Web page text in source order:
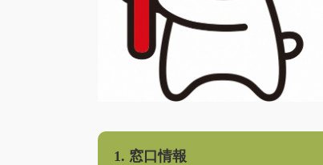
1. 窓口情報